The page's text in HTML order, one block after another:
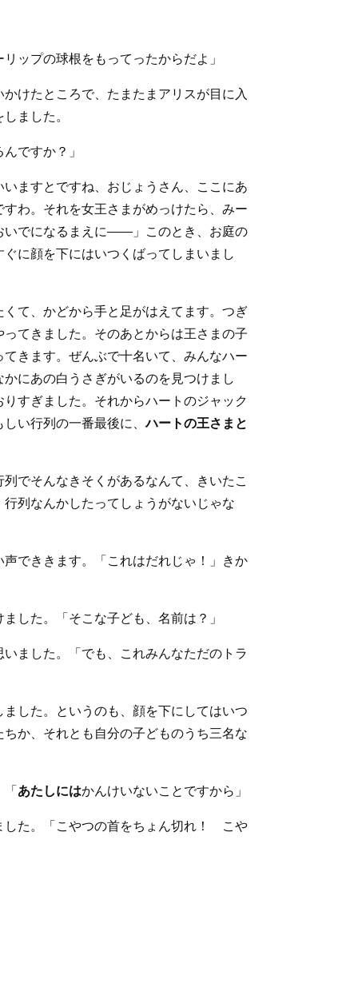
ップの球根をもってったからだよ」
けたところで、たまたまアリスが目に入
ました。
ですか？」
ますとですね、おじょうさん、ここにあ
わ。それを女王さまがめっけたら、みー
いでになるまえに――」このとき、お庭の
に顔を下にはいつくばってしまいまし
て、かどから手と足がはえてます。つぎ
てきました。そのあとからは王さまの子
きます。ぜんぶで十名いて、みんなハー
にあの白うさぎがいるのを見つけまし
すぎました。それからハートのジャック
しい行列の一番最後に、ハートの王さまと
でそんなきそくがあるなんて、きいたこ
列なんかしたってしょうがないじゃな
でききます。「これはだれじゃ！」きか
した。「そこな子ども、名前は？」
ました。「でも、これみんなただのトラ
した。というのも、顔を下にしてはいつ
ちか、それとも自分の子どものうち三名な
あたしにはかんけいないことですから」
した。「こやつの首をちょん切れ！ こや